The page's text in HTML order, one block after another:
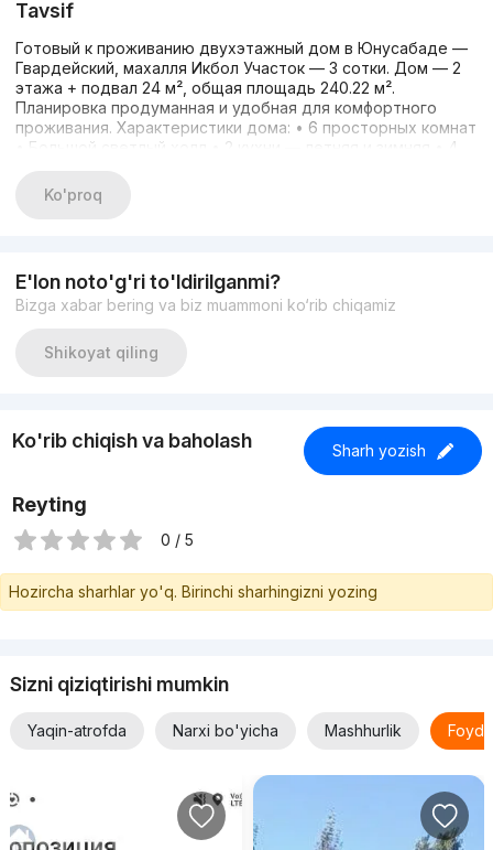
Tavsif
Готовый к проживанию двухэтажный дом в Юнусабаде —
Гвардейский, махалля Икбол Участок — 3 сотки. Дом — 2
этажа + подвал 24 м², общая площадь 240.22 м².
Планировка продуманная и удобная для комфортного
проживания. Характеристики дома: • 6 просторных комнат
• Большой светлый холл • 2 кухни — летняя и зимняя • 4
полностью готов к заселению • Осталось выполнить
фасад по своему вкусу Коммуникации: Вода,
мечеть, 3 детских сада, школа, магазины. Удобный заезд
— 1 км от бетонки. Отличная транспортная доступность.
Ko'proq
E'lon noto'g'ri to'ldirilganmi?
Bizga xabar bering va biz muammoni ko‘rib chiqamiz
Shikoyat qiling
Ko'rib chiqish va baholash Sharh yozish
Reyting
0 / 5
Hozircha sharhlar yo'q. Birinchi sharhingizni yozing
Sizni qiziqtirishi mumkin
Yaqin-atrofda Narxi bo'yicha Mashhurlik